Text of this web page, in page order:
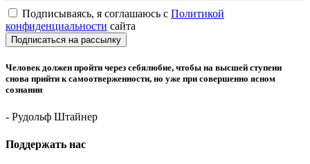
Подписываясь, я соглашаюсь с Политикой
конфиденциальности сайта
Подписаться на рассылку
Человек должен пройти через себялюбие, чтобы на высшей ступени
снова прийти к самоотверженности, но уже при совершенно ясном
сознании
- Рудольф Штайнер
Поддержать нас